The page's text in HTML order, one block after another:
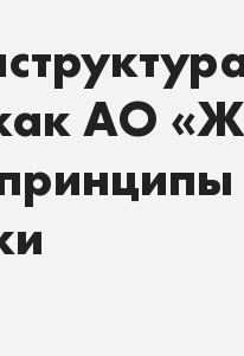
как АО